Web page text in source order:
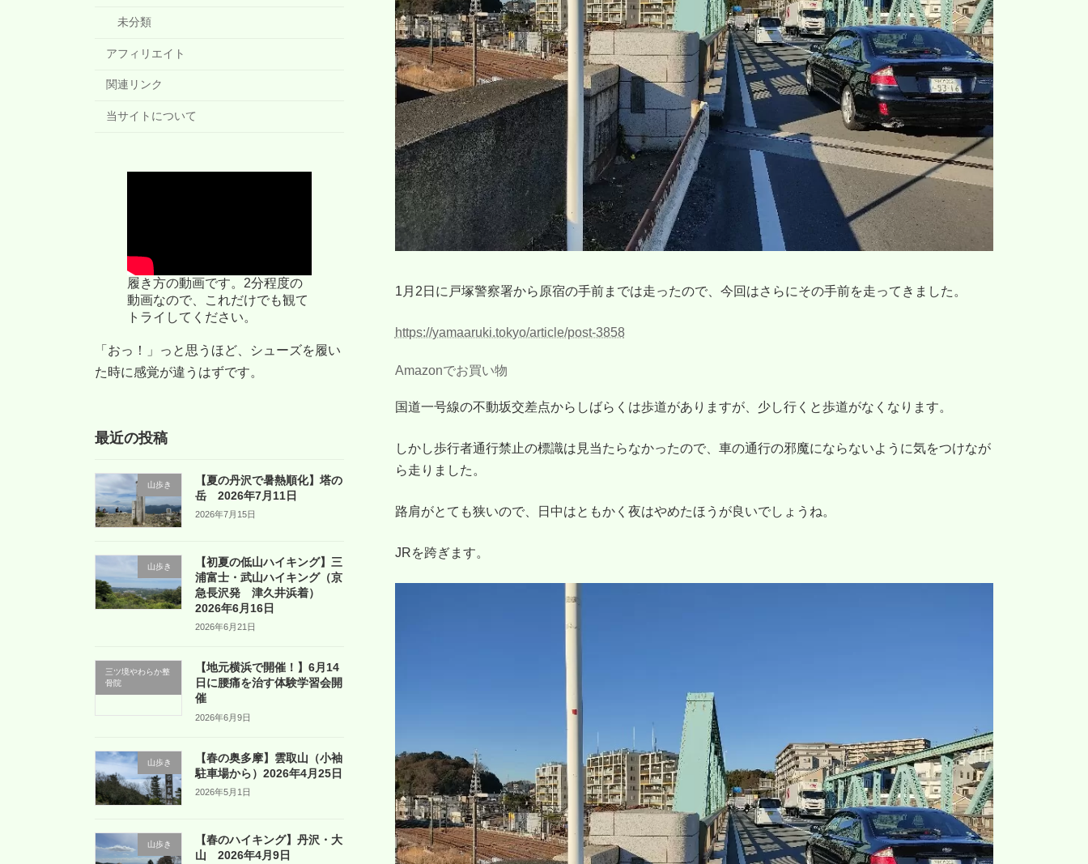
1月2日に戸塚警察署から原宿の手前までは走ったので、今回はさらにその手前を走ってきました。
https://yamaaruki.tokyo/article/post-3858
Amazonでお買い物
国道一号線の不動坂交差点からしばらくは歩道がありますが、少し行くと歩道がなくなります。
しかし歩行者通行禁止の標識は見当たらなかったので、車の通行の邪魔にならないように気をつけなが
ら走りました。
路肩がとても狭いので、日中はともかく夜はやめたほうが良いでしょうね。
JRを跨ぎます。
未分類
アフィリエイト
関連リンク
当サイトについて
履き方の動画です。2分程度の
動画なので、これだけでも観て
トライしてください。
「おっ！」っと思うほど、シューズを履い
た時に感覚が違うはずです。
最近の投稿
山歩き
【夏の丹沢で暑熱順化】塔の
岳 2026年7月11日
2026年7月15日
山歩き
【初夏の低山ハイキング】三
浦富士・武山ハイキング（京
急長沢発 津久井浜着）
2026年6月16日
2026年6月21日
三ツ境やわらか整
骨院
【地元横浜で開催！】6月14
日に腰痛を治す体験学習会開
催
2026年6月9日
山歩き
【春の奥多摩】雲取山（小袖
駐車場から）2026年4月25日
2026年5月1日
山歩き
【春のハイキング】丹沢・大
山 2026年4月9日